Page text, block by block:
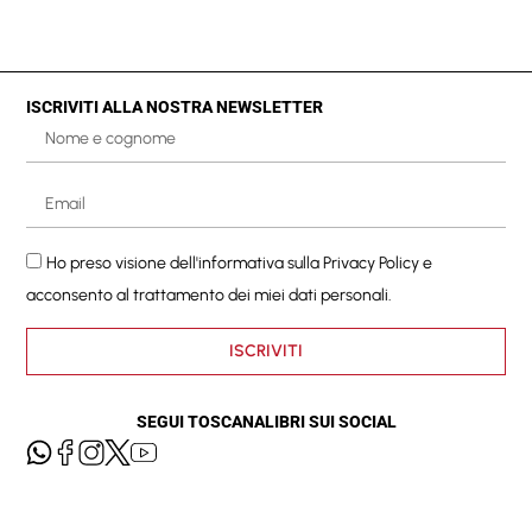
ISCRIVITI ALLA NOSTRA NEWSLETTER
Ho preso visione dell'informativa sullaPrivacy Policye
acconsento al trattamento dei miei dati personali.
ISCRIVITI
SEGUI TOSCANALIBRI SUI SOCIAL